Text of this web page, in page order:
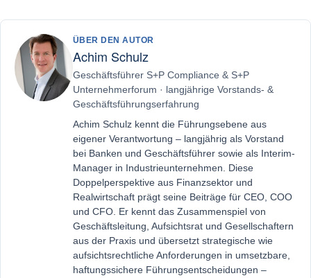
ÜBER DEN AUTOR
Achim Schulz
Geschäftsführer S+P Compliance & S+P
Unternehmerforum · langjährige Vorstands- &
Geschäftsführungserfahrung
Achim Schulz kennt die Führungsebene aus
eigener Verantwortung – langjährig als Vorstand
bei Banken und Geschäftsführer sowie als Interim-
Manager in Industrieunternehmen. Diese
Doppelperspektive aus Finanzsektor und
Realwirtschaft prägt seine Beiträge für CEO, COO
und CFO. Er kennt das Zusammenspiel von
Geschäftsleitung, Aufsichtsrat und Gesellschaftern
aus der Praxis und übersetzt strategische wie
aufsichtsrechtliche Anforderungen in umsetzbare,
haftungssichere Führungsentscheidungen –